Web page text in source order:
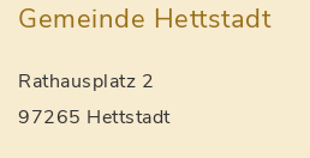
Gemeinde Hettstadt
Rathausplatz 2
97265 Hettstadt